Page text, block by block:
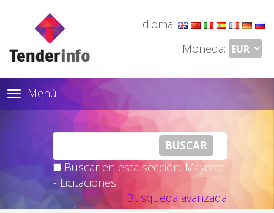
Idioma:
Moneda:
Toggle
navigation
Menú
Buscar en esta sección: Mayotte
- Licitaciones
Búsqueda avanzada